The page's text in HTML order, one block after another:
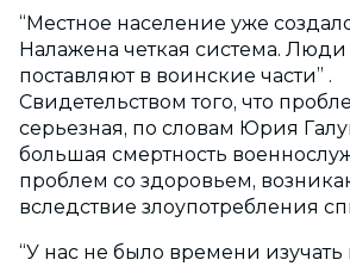
“Местное население уже
Налажена четкая система. Люди
поставляют в воинские части” .
Свидетельством того, что
серьезная, по словам Юрия
большая смертность
проблем со здоровьем,
вследствие злоупотребления
“У нас не было времени изучать